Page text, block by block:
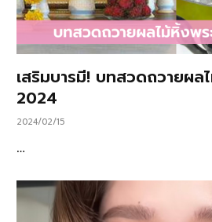
เสริมบารมี! บทสวดถวายผล
2024
2024/02/15
…